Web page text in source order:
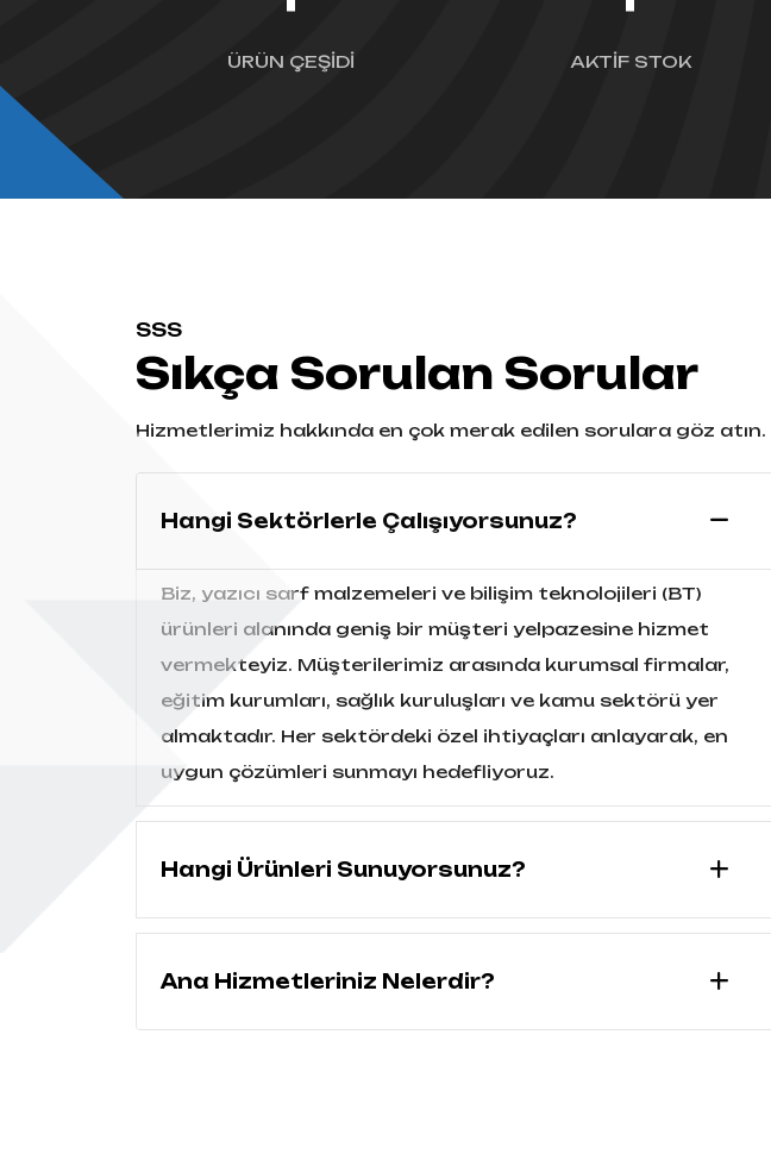
ÜRÜN ÇEŞİDİ AKTİF STOK
SSS
Sıkça Sorulan Sorular
Hizmetlerimiz hakkında en çok merak edilen sorulara göz atın.
Hangi Sektörlerle Çalışıyorsunuz?
Biz, yazıcı sarf malzemeleri ve bilişim teknolojileri (BT)
ürünleri alanında geniş bir müşteri yelpazesine hizmet
vermekteyiz. Müşterilerimiz arasında kurumsal firmalar,
eğitim kurumları, sağlık kuruluşları ve kamu sektörü yer
almaktadır. Her sektördeki özel ihtiyaçları anlayarak, en
uygun çözümleri sunmayı hedefliyoruz.
Hangi Ürünleri Sunuyorsunuz?
Ana Hizmetleriniz Nelerdir?